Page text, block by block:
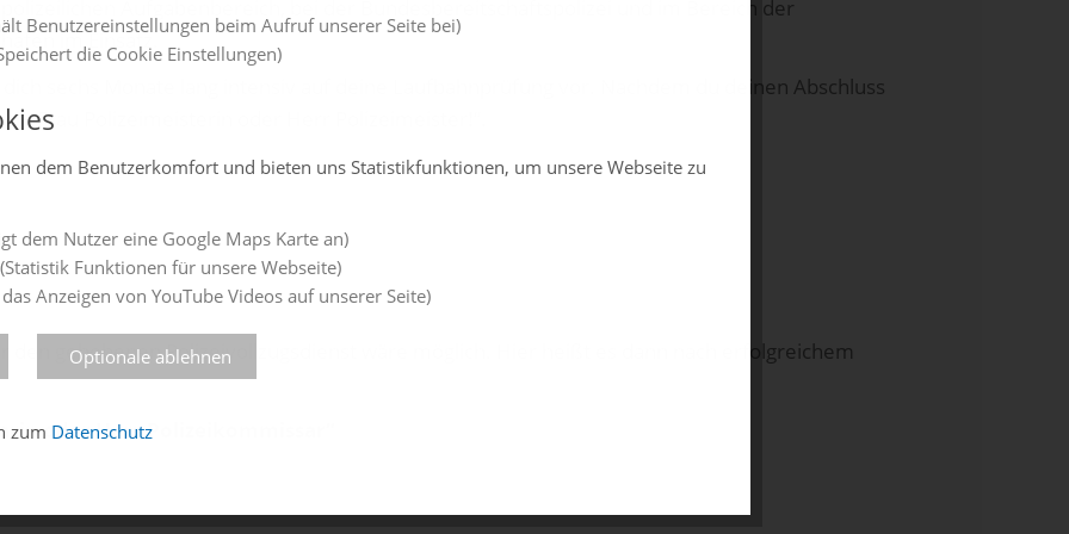
Aufgabenbereich, bei der Bundesbereitschaftspolizei und im Bereich der
im Einsatz.
sechs Monate lang intensiv auf deine Laufbahnprüfung vor. Nachdem du deinen Abschluss
Frau Polizeimeisterin oder Herr Polizeimeister!“.
den gehobenen Polizeivollzugsdienst wäre möglich. Hier heißt es dann nach erfolgreichem
oder Herr Polizeikommissar“
Benutzereinstellungen beim Aufruf unserer Seite bei)
die Cookie Einstellungen)
dem Benutzerkomfort und bieten uns Statistikfunktionen, um unsere Webseite zu
dem Nutzer eine Google Maps Karte an)
Funktionen für unsere Webseite)
Anzeigen von YouTube Videos auf unserer Seite)
Optionale ablehnen
zum Datenschutz